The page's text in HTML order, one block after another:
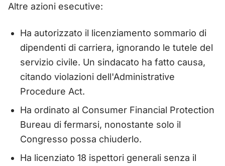
Altre azioni esecutive:
Ha autorizzato il licenziamento sommario di
dipendenti di carriera, ignorando le tutele del
servizio civile. Un sindacato ha fatto causa,
citando violazioni dell'Administrative
Procedure Act.
Ha ordinato al Consumer Financial Protection
Bureau di fermarsi, nonostante solo il
Congresso possa chiuderlo.
Ha licenziato 18 ispettori generali senza il